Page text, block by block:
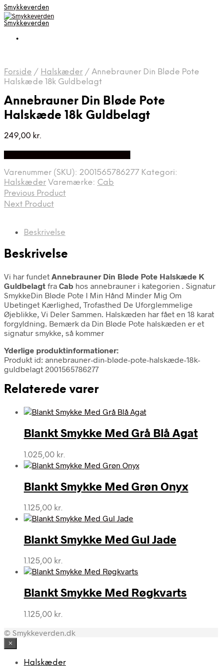
Smykkeverden
Smykkeverden
Forside / Halskæder / Annebrauner Din Bløde Pote
Halskæde 18k Guldbelagt
Annebrauner Din Bløde Pote
Halskæde 18k Guldbelagt
249,00 kr.
Varenummer (SKU): 2001565786277 Kategori:
Halskæder Varemærke: Cab
Previous Product
Next Product
Beskrivelse
Beskrivelse
Vi har fundet Annebrauner Din Bløde Pote Halskæde K
Guldbelagt fra Cab hos annebrauner i kategorien . Signatur
SmykkeDin Bløde Pote I Min Hånd Minder Mig Om
Ubetinget Kærlighed, Trofasthed De Uforglemmelige
Øjeblikke, Vi Deler Sammen. Halskæden har fået en 18 karat
forgyldning. Bemærk da Din Bløde Pote halskæden er et
signatur smykke, så kommer
Yderlige produktinformationer:
Produkt id: annebrauner-din-bløde-pote-halskæde-18k-
guldbelagt 2001565786277
Relaterede varer
Blankt Smykke Med Grå Blå Agat
1.025,00 kr.
Blankt Smykke Med Grøn Onyx
1.125,00 kr.
Blankt Smykke Med Gul Jade
1.125,00 kr.
Blankt Smykke Med Røgkvarts
1.125,00 kr.
© Smykkeverden.dk
×
Halskæder